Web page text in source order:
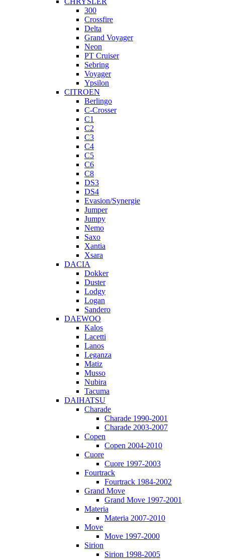
300
Crossfire
Delta
Grand Voyager
Neon
PT Cruiser
Sebring
Voyager
Ypsilon
CITROEN
Berlingo
C-Crosser
C1
C2
C3
C4
C5
C6
C8
DS3
DS4
Evasion/Synergie
Jumper
Jumpy
Nemo
Saxo
Xantia
Xsara
DACIA
Dokker
Duster
Lodgy
Logan
Sandero
DAEWOO
Kalos
Lacetti
Lanos
Leganza
Matiz
Musso
Nubira
Tacuma
DAIHATSU
Charade
Charade 1990-2001
Charade 2003-2007
Copen
Copen 2004-2010
Cuore
Cuore 1997-2003
Fourtrack
Fourtrack 1984-2002
Grand Move
Grand Move 1997-2001
Materia
Materia 2007-2010
Move
Move 1997-2000
Sirion
Sirion 1998-2005